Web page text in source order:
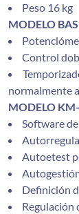
Peso 16 kg
MODELO
Control
normalmente
MODELO
Software
Autoetest
Definición
Regulación